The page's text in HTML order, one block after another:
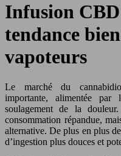
Infusion
tendance
vapoteurs
Le marché du
importante, alimentée
soulagement de la
consommation répandue,
alternative. De plus en plus
d’ingestion plus douces et